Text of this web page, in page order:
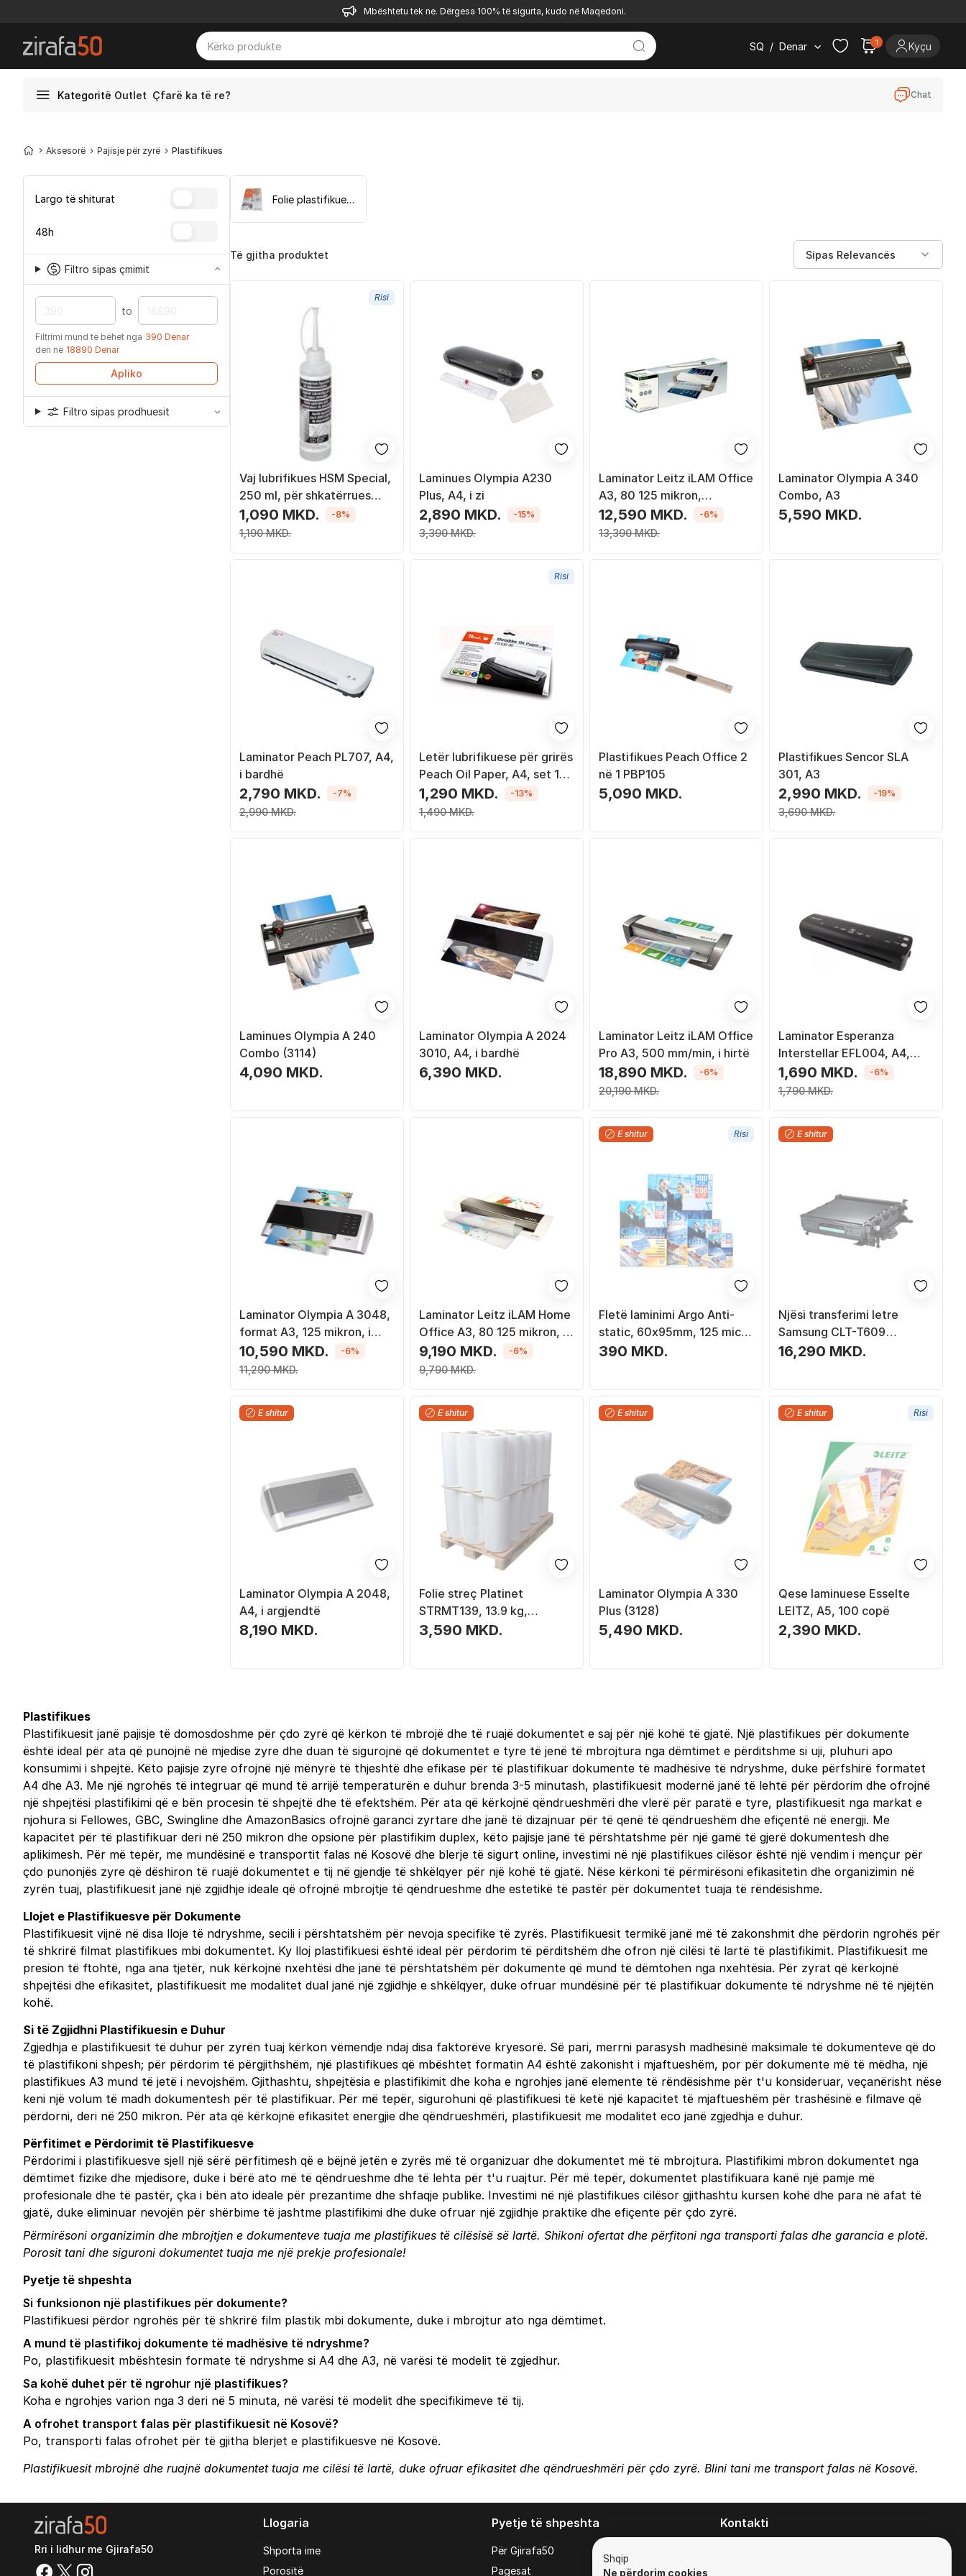
Mbështetu tek ne. Dërgesa 100% të sigurta, kudo në Maqedoni.
SQ / Denar 1 Kyçu
Kategoritë Outlet Çfarë ka të re? Chat
Aksesorë Pajisje për zyrë Plastifikues
Largo të shiturat
48h
Filtro sipas çmimit
to
Filtrimi mund të bëhet nga 390 Denar
deri në 18890 Denar
Apliko
Filtro sipas prodhuesit
Folie plastifikuese
Të gjitha produktet
Risi
Vaj lubrifikues HSM Special,
250 ml, për shkatërrues
dokumentesh
1,090 MKD.
1,190 MKD.
-8%
Laminues Olympia A230
Plus, A4, i zi
2,890 MKD.
3,390 MKD.
-15%
Laminator Leitz iLAM Office
A3, 80 125 mikron,
argjendtë
12,590 MKD.
13,390 MKD.
-6%
Laminator Olympia A 340
Combo, A3
5,590 MKD.
Laminator Peach PL707, A4,
i bardhë
2,790 MKD.
2,990 MKD.
-7%
Risi
Letër lubrifikuese për grirës
Peach Oil Paper, A4, set 12
copë
1,290 MKD.
1,490 MKD.
-13%
Plastifikues Peach Office 2
në 1 PBP105
5,090 MKD.
Plastifikues Sencor SLA
301, A3
2,990 MKD.
3,690 MKD.
-19%
Laminues Olympia A 240
Combo (3114)
4,090 MKD.
Laminator Olympia A 2024
3010, A4, i bardhë
6,390 MKD.
Laminator Leitz iLAM Office
Pro A3, 500 mm/min, i hirtë
18,890 MKD.
20,190 MKD.
-6%
Laminator Esperanza
Interstellar EFL004, A4,
modalitet i nxehtë dhe i
ftohtë, i bardhë
1,690 MKD.
1,790 MKD.
-6%
Laminator Olympia A 3048,
format A3, 125 mikron, i
bardhë
10,590 MKD.
11,290 MKD.
-6%
Laminator Leitz iLAM Home
Office A3, 80 125 mikron, i
bardhë
9,190 MKD.
9,790 MKD.
-6%
E shitur Risi
Fletë laminimi Argo Anti-
static, 60x95mm, 125 mic,
100 copë
390 MKD.
E shitur
Njësi transferimi letre
Samsung CLT-T609
SU424A, origjinale, për
16,290 MKD.
E shitur
Laminator Olympia A 2048,
A4, i argjendtë
8,190 MKD.
E shitur
Folie streç Platinet
STRMT139, 13.9 kg,
transparente
3,590 MKD.
E shitur
Laminator Olympia A 330
Plus (3128)
5,490 MKD.
E shitur Risi
Qese laminuese Esselte
LEITZ, A5, 100 copë
2,390 MKD.
Plastifikues
Plastifikuesit janë pajisje të domosdoshme për çdo zyrë që kërkon të mbrojë dhe të ruajë dokumentet e saj për një kohë të gjatë. Një plastifikues për dokumente
është ideal për ata që punojnë në mjedise zyre dhe duan të sigurojnë që dokumentet e tyre të jenë të mbrojtura nga dëmtimet e përditshme si uji, pluhuri apo
konsumimi i shpejtë. Këto pajisje zyre ofrojnë një mënyrë të thjeshtë dhe efikase për të plastifikuar dokumente të madhësive të ndryshme, duke përfshirë formatet
A4 dhe A3. Me një ngrohës të integruar që mund të arrijë temperaturën e duhur brenda 3-5 minutash, plastifikuesit modernë janë të lehtë për përdorim dhe ofrojnë
një shpejtësi plastifikimi që e bën procesin të shpejtë dhe të efektshëm. Për ata që kërkojnë qëndrueshmëri dhe vlerë për paratë e tyre, plastifikuesit nga markat e
njohura si Fellowes, GBC, Swingline dhe AmazonBasics ofrojnë garanci zyrtare dhe janë të dizajnuar për të qenë të qëndrueshëm dhe efiçentë në energji. Me
kapacitet për të plastifikuar deri në 250 mikron dhe opsione për plastifikim duplex, këto pajisje janë të përshtatshme për një gamë të gjerë dokumentesh dhe
aplikimesh. Për më tepër, me mundësinë e transportit falas në Kosovë dhe blerje të sigurt online, investimi në një plastifikues cilësor është një vendim i mençur për
çdo punonjës zyre që dëshiron të ruajë dokumentet e tij në gjendje të shkëlqyer për një kohë të gjatë. Nëse kërkoni të përmirësoni efikasitetin dhe organizimin në
zyrën tuaj, plastifikuesit janë një zgjidhje ideale që ofrojnë mbrojtje të qëndrueshme dhe estetikë të pastër për dokumentet tuaja të rëndësishme.
Llojet e Plastifikuesve për Dokumente
Plastifikuesit vijnë në disa lloje të ndryshme, secili i përshtatshëm për nevoja specifike të zyrës. Plastifikuesit termikë janë më të zakonshmit dhe përdorin ngrohës për
të shkrirë filmat plastifikues mbi dokumentet. Ky lloj plastifikuesi është ideal për përdorim të përditshëm dhe ofron një cilësi të lartë të plastifikimit. Plastifikuesit me
presion të ftohtë, nga ana tjetër, nuk kërkojnë nxehtësi dhe janë të përshtatshëm për dokumente që mund të dëmtohen nga nxehtësia. Për zyrat që kërkojnë
shpejtësi dhe efikasitet, plastifikuesit me modalitet dual janë një zgjidhje e shkëlqyer, duke ofruar mundësinë për të plastifikuar dokumente të ndryshme në të njëjtën
kohë.
Si të Zgjidhni Plastifikuesin e Duhur
Zgjedhja e plastifikuesit të duhur për zyrën tuaj kërkon vëmendje ndaj disa faktorëve kryesorë. Së pari, merrni parasysh madhësinë maksimale të dokumenteve që do
të plastifikoni shpesh; për përdorim të përgjithshëm, një plastifikues që mbështet formatin A4 është zakonisht i mjaftueshëm, por për dokumente më të mëdha, një
plastifikues A3 mund të jetë i nevojshëm. Gjithashtu, shpejtësia e plastifikimit dhe koha e ngrohjes janë elemente të rëndësishme për t'u konsideruar, veçanërisht nëse
keni një volum të madh dokumentesh për të plastifikuar. Për më tepër, sigurohuni që plastifikuesi të ketë një kapacitet të mjaftueshëm për trashësinë e filmave që
përdorni, deri në 250 mikron. Për ata që kërkojnë efikasitet energjie dhe qëndrueshmëri, plastifikuesit me modalitet eco janë zgjedhja e duhur.
Përfitimet e Përdorimit të Plastifikuesve
Përdorimi i plastifikuesve sjell një sërë përfitimesh që e bëjnë jetën e zyrës më të organizuar dhe dokumentet më të mbrojtura. Plastifikimi mbron dokumentet nga
dëmtimet fizike dhe mjedisore, duke i bërë ato më të qëndrueshme dhe të lehta për t'u ruajtur. Për më tepër, dokumentet plastifikuara kanë një pamje më
profesionale dhe të pastër, çka i bën ato ideale për prezantime dhe shfaqje publike. Investimi në një plastifikues cilësor gjithashtu kursen kohë dhe para në afat të
gjatë, duke eliminuar nevojën për shërbime të jashtme plastifikimi dhe duke ofruar një zgjidhje praktike dhe efiçente për çdo zyrë.
Përmirësoni organizimin dhe mbrojtjen e dokumenteve tuaja me plastifikues të cilësisë së lartë. Shikoni ofertat dhe përfitoni nga transporti falas dhe garancia e plotë.
Porosit tani dhe siguroni dokumentet tuaja me një prekje profesionale!
Pyetje të shpeshta
Si funksionon një plastifikues për dokumente?
Plastifikuesi përdor ngrohës për të shkrirë film plastik mbi dokumente, duke i mbrojtur ato nga dëmtimet.
A mund të plastifikoj dokumente të madhësive të ndryshme?
Po, plastifikuesit mbështesin formate të ndryshme si A4 dhe A3, në varësi të modelit të zgjedhur.
Sa kohë duhet për të ngrohur një plastifikues?
Koha e ngrohjes varion nga 3 deri në 5 minuta, në varësi të modelit dhe specifikimeve të tij.
A ofrohet transport falas për plastifikuesit në Kosovë?
Po, transporti falas ofrohet për të gjitha blerjet e plastifikuesve në Kosovë.
Plastifikuesit mbrojnë dhe ruajnë dokumentet tuaja me cilësi të lartë, duke ofruar efikasitet dhe qëndrueshmëri për çdo zyrë. Blini tani me transport falas në Kosovë.
Rri i lidhur me Gjirafa50
Llogaria
Shporta ime
Porositë
Pyetje të shpeshta
Për Gjirafa50
Pagesat
Kontakti
Shqip
Ne përdorim cookies